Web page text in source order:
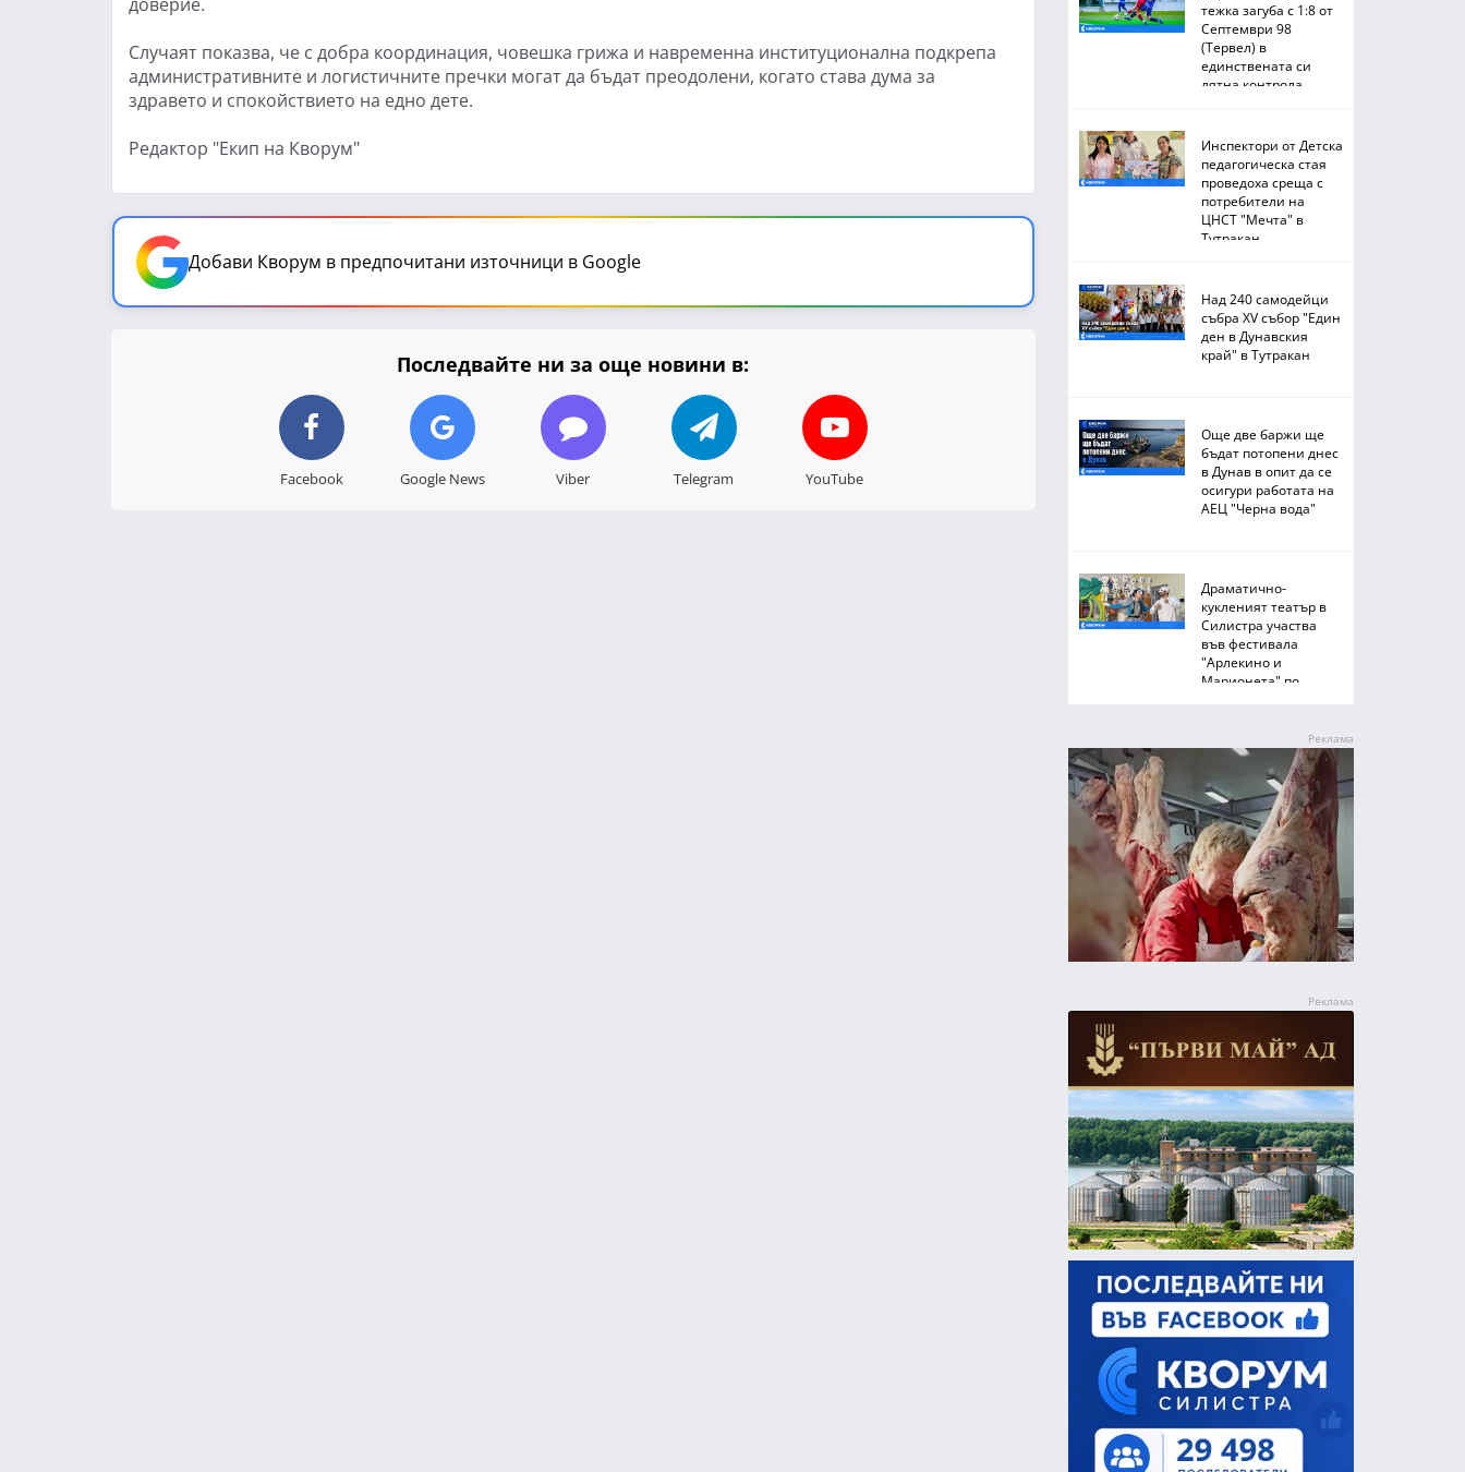
Случаят показва, че с добра координация, човешка грижа и навременна институционална подкрепа
административните и логистичните пречки могат да бъдат преодолени, когато става дума за
здравето и спокойствието на едно дете.
Редактор "Екип на Кворум"
Добави Кворум в предпочитани източници в Google
Последвайте ни за още новини в:
Facebook Google News Viber Telegram YouTube
тежка загуба с 1:8 от
Септември 98
(Тервел) в
единствената си
лятна контрола
Инспектори от Детска
педагогическа стая
проведоха среща с
потребители на
ЦНСТ "Мечта" в
Тутракан
Над 240 самодейци
събра XV събор "Един
ден в Дунавския
край" в Тутракан
Още две баржи ще
бъдат потопени днес
в Дунав в опит да се
осигури работата на
АЕЦ "Черна вода"
Драматично-
кукленият театър в
Силистра участва
във фестивала
"Арлекино и
Марионета" по